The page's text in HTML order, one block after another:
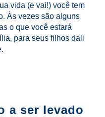
vida (e vai!) você tem
Às vezes são alguns
o que você estará
para seus filhos dali
a ser levado